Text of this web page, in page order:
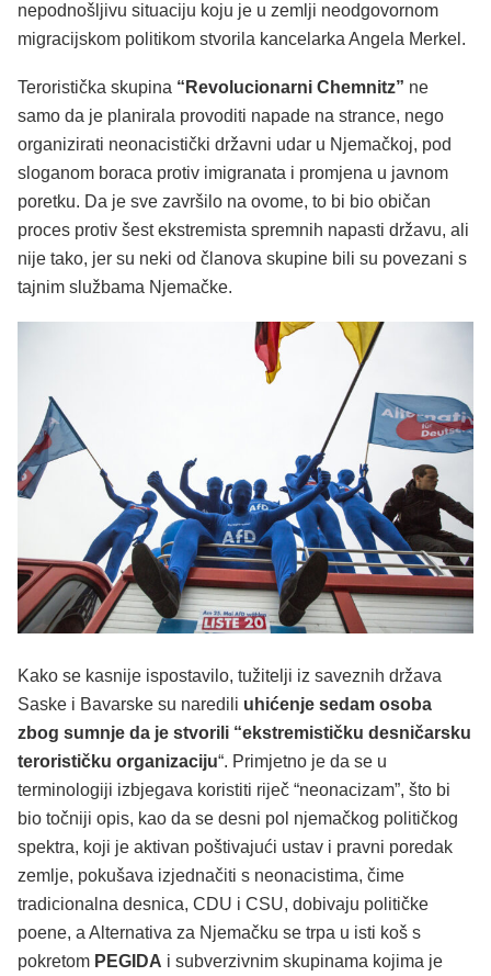
nepodnošljivu situaciju koju je u zemlji neodgovornom
migracijskom politikom stvorila kancelarka Angela Merkel.
Teroristička skupina “Revolucionarni Chemnitz” ne
samo da je planirala provoditi napade na strance, nego
organizirati neonacistički državni udar u Njemačkoj, pod
sloganom boraca protiv imigranata i promjena u javnom
poretku. Da je sve završilo na ovome, to bi bio običan
proces protiv šest ekstremista spremnih napasti državu, ali
nije tako, jer su neki od članova skupine bili su povezani s
tajnim službama Njemačke.
Kako se kasnije ispostavilo, tužitelji iz saveznih država
Saske i Bavarske su naredili uhićenje sedam osoba
zbog sumnje da je stvorili “ekstremističku desničarsku
terorističku organizaciju“. Primjetno je da se u
terminologiji izbjegava koristiti riječ “neonacizam”, što bi
bio točniji opis, kao da se desni pol njemačkog političkog
spektra, koji je aktivan poštivajući ustav i pravni poredak
zemlje, pokušava izjednačiti s neonacistima, čime
tradicionalna desnica, CDU i CSU, dobivaju političke
poene, a Alternativa za Njemačku se trpa u isti koš s
pokretom PEGIDA i subverzivnim skupinama kojima je